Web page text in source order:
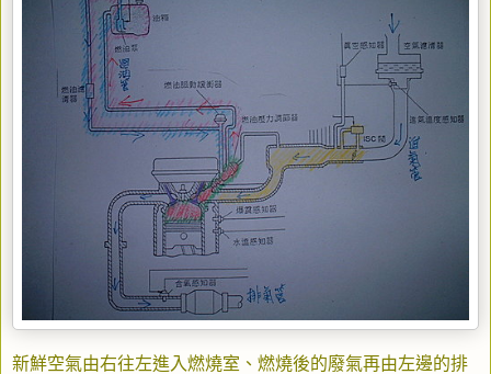
新鮮空氣由右往左進入燃燒室、燃燒後的廢氣再由左邊的排